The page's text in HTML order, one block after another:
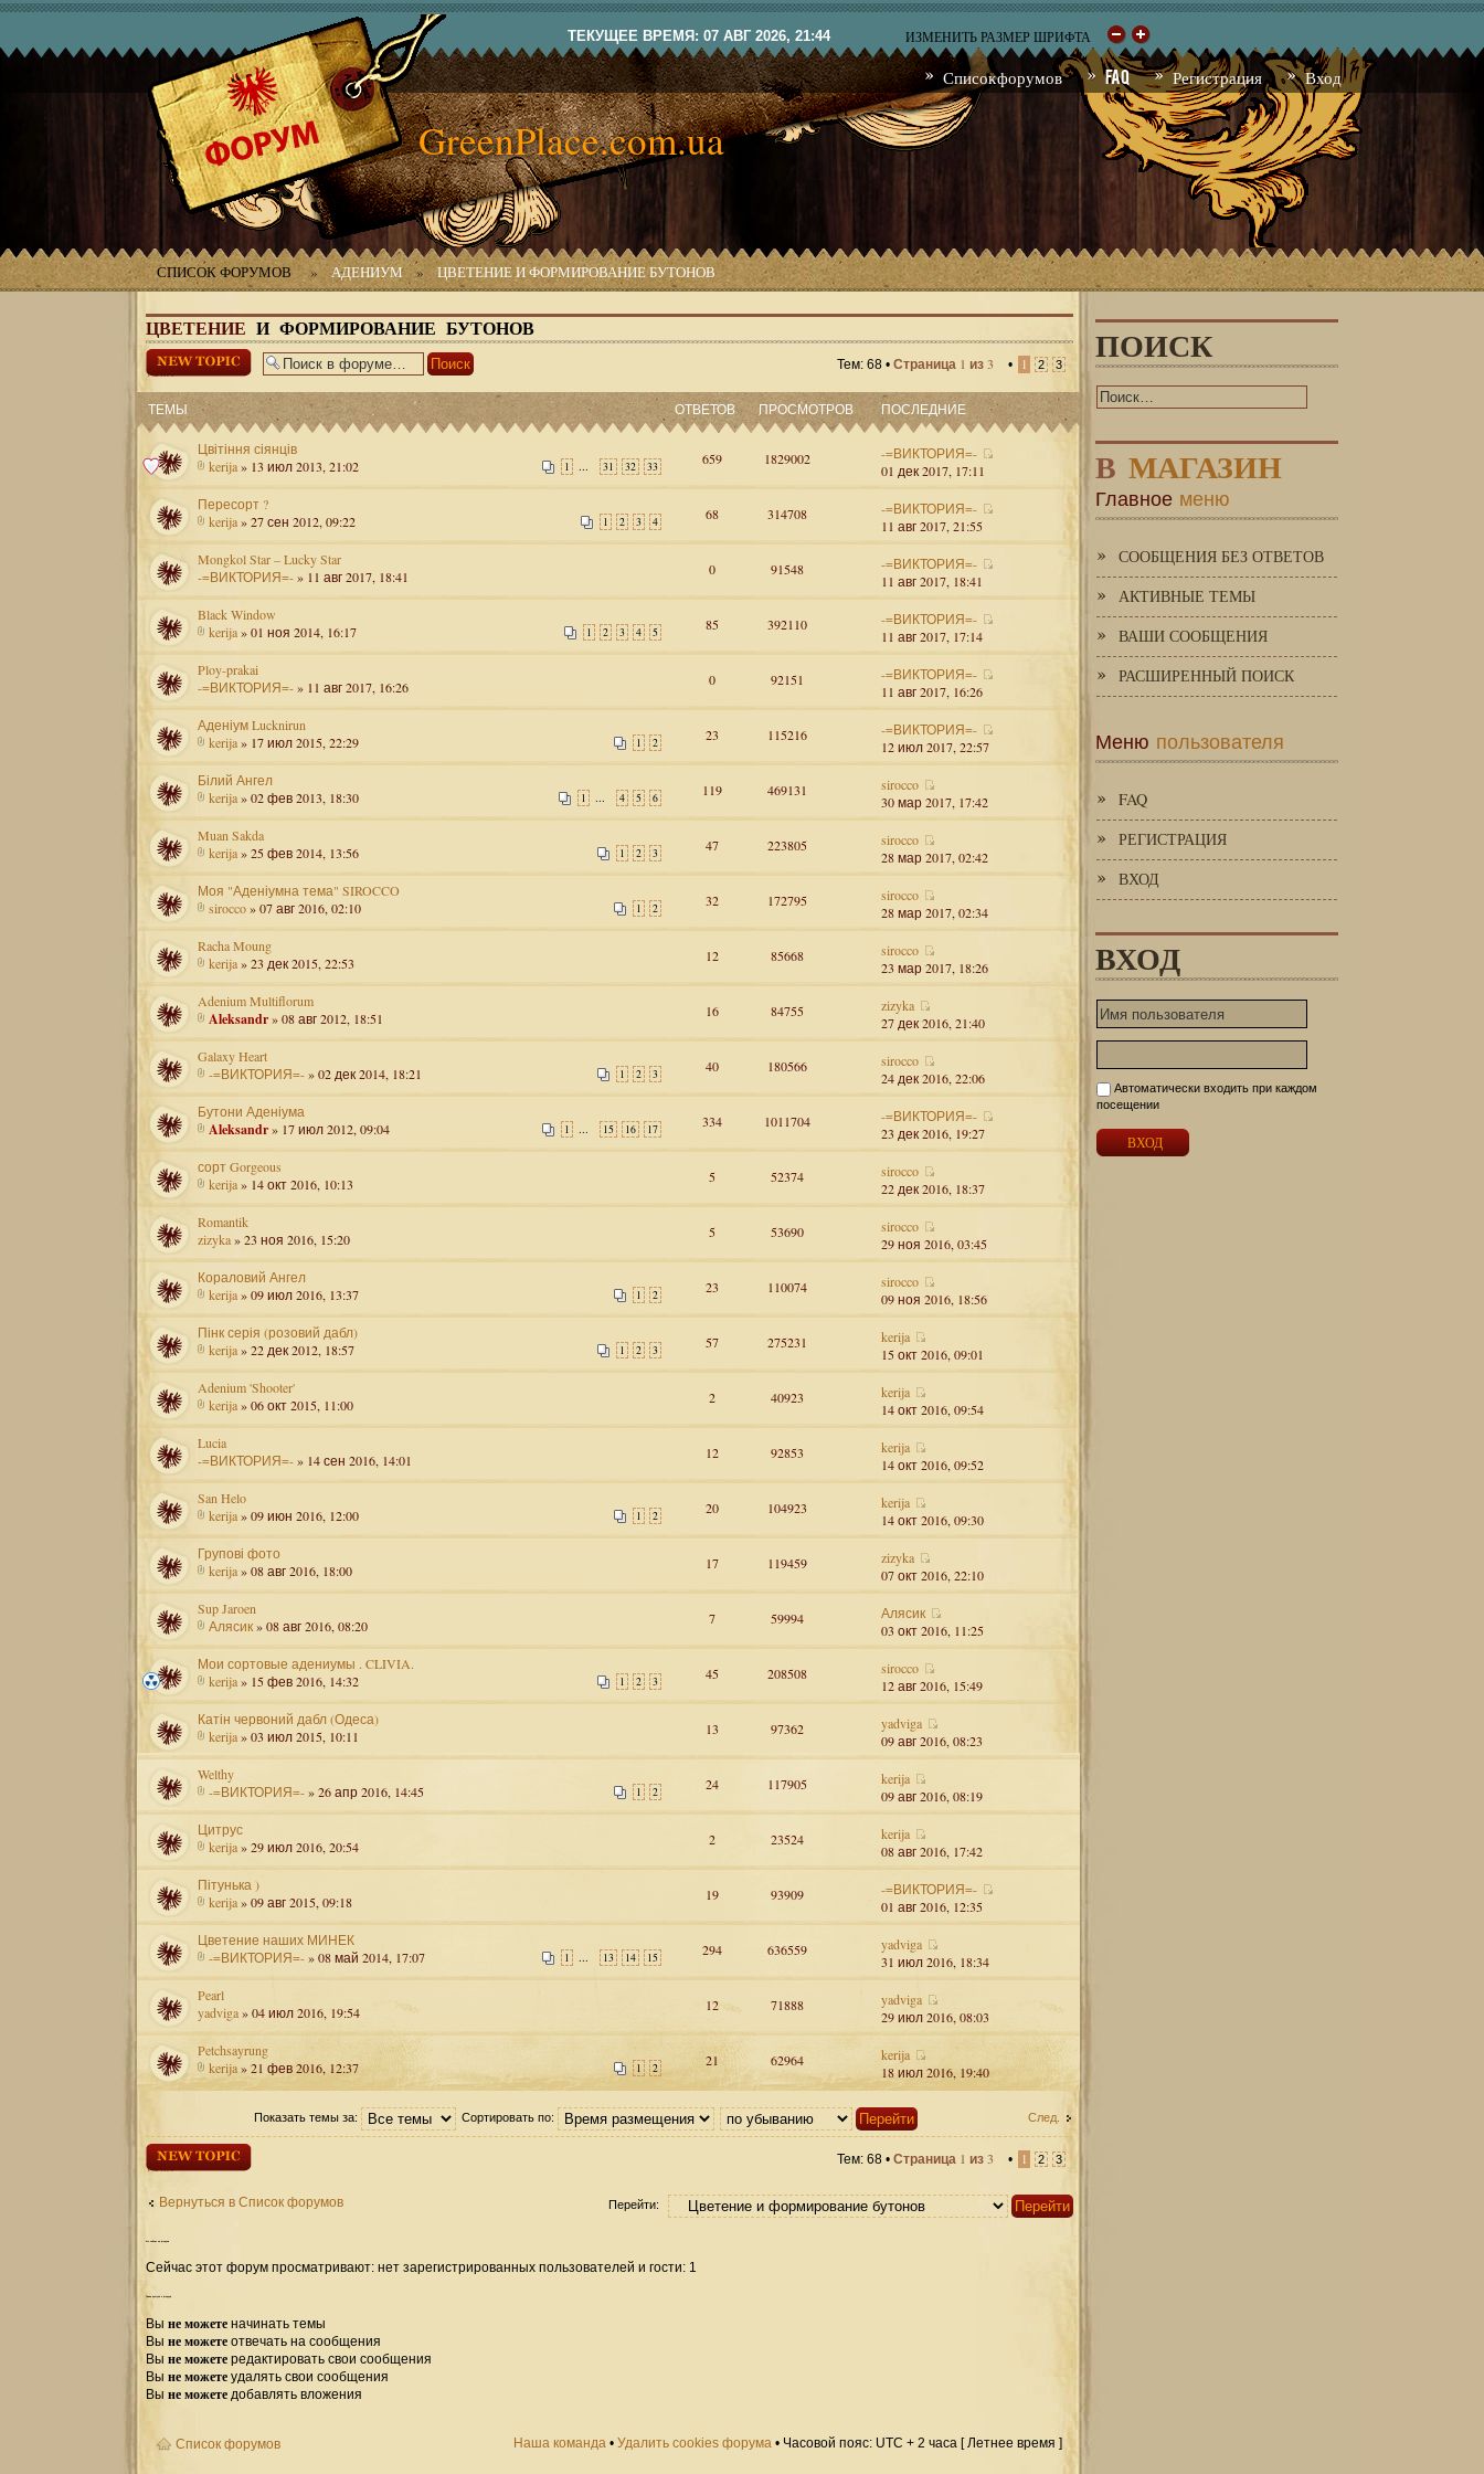
ТЕКУЩЕЕ ВРЕМЯ: 07 АВГ 2026, 21:44 ИЗМЕНИТЬ РАЗМЕР ШРИФТА
Список форумов FAQ Регистрация Вход
GreenPlace.com.ua
СПИСОК ФОРУМОВ » АДЕНИУМ » ЦВЕТЕНИЕ И ФОРМИРОВАНИЕ БУТОНОВ
ЦВЕТЕНИЕ И ФОРМИРОВАНИЕ БУТОНОВ
Начать новую
тему
Тем: 68 • Страница 1 из 3 • 1 2 3
ТЕМЫ ОТВЕТОВ ПРОСМОТРОВ ПОСЛЕДНИЕ
Цвітіння сіянців
1 ... 31 32 33
kerija» 13 июл 2013, 21:02 659 1829002
-=ВИКТОРИЯ=-
01 дек 2017, 17:11
Пересорт ?
1 2 3 4
kerija» 27 сен 2012, 09:22 68 314708
-=ВИКТОРИЯ=-
11 авг 2017, 21:55
Mongkol Star – Lucky Star
-=ВИКТОРИЯ=-» 11 авг 2017, 18:41 0 91548
-=ВИКТОРИЯ=-
11 авг 2017, 18:41
Black Window
1 2 3 4 5
kerija» 01 ноя 2014, 16:17 85 392110
-=ВИКТОРИЯ=-
11 авг 2017, 17:14
Ploy-prakai
-=ВИКТОРИЯ=-» 11 авг 2017, 16:26 0 92151
-=ВИКТОРИЯ=-
11 авг 2017, 16:26
Аденіум Lucknirun
1 2
kerija» 17 июл 2015, 22:29 23 115216
-=ВИКТОРИЯ=-
12 июл 2017, 22:57
Білий Ангел
1 ... 4 5 6
kerija» 02 фев 2013, 18:30 119 469131
sirocco
30 мар 2017, 17:42
Muan Sakda
1 2 3
kerija» 25 фев 2014, 13:56 47 223805
sirocco
28 мар 2017, 02:42
Моя "Аденіумна тема" SIROCCO
1 2
sirocco» 07 авг 2016, 02:10 32 172795
sirocco
28 мар 2017, 02:34
Racha Moung
kerija» 23 дек 2015, 22:53 12 85668
sirocco
23 мар 2017, 18:26
Adenium Multiflorum
Aleksandr» 08 авг 2012, 18:51 16 84755
zizyka
27 дек 2016, 21:40
Galaxy Heart
1 2 3
-=ВИКТОРИЯ=-» 02 дек 2014, 18:21 40 180566
sirocco
24 дек 2016, 22:06
Бутони Аденіума
1 ... 15 16 17
Aleksandr» 17 июл 2012, 09:04 334 1011704
-=ВИКТОРИЯ=-
23 дек 2016, 19:27
сорт Gorgeous
kerija» 14 окт 2016, 10:13 5 52374
sirocco
22 дек 2016, 18:37
Romantik
zizyka» 23 ноя 2016, 15:20 5 53690
sirocco
29 ноя 2016, 03:45
Кораловий Ангел
1 2
kerija» 09 июл 2016, 13:37 23 110074
sirocco
09 ноя 2016, 18:56
Пінк серія (розовий дабл)
1 2 3
kerija» 22 дек 2012, 18:57 57 275231
kerija
15 окт 2016, 09:01
Adenium 'Shooter'
kerija» 06 окт 2015, 11:00 2 40923
kerija
14 окт 2016, 09:54
Lucia
-=ВИКТОРИЯ=-» 14 сен 2016, 14:01 12 92853
kerija
14 окт 2016, 09:52
San Helo
1 2
kerija» 09 июн 2016, 12:00 20 104923
kerija
14 окт 2016, 09:30
Групові фото
kerija» 08 авг 2016, 18:00 17 119459
zizyka
07 окт 2016, 22:10
Sup Jaroen
Алясик» 08 авг 2016, 08:20 7 59994
Алясик
03 окт 2016, 11:25
Мои сортовые адениумы . CLIVIA.
1 2 3
kerija» 15 фев 2016, 14:32 45 208508
sirocco
12 авг 2016, 15:49
Катін червоний дабл (Одеса)
kerija» 03 июл 2015, 10:11 13 97362
yadviga
09 авг 2016, 08:23
Welthy
1 2
-=ВИКТОРИЯ=-» 26 апр 2016, 14:45 24 117905
kerija
09 авг 2016, 08:19
Цитрус
kerija» 29 июл 2016, 20:54 2 23524
kerija
08 авг 2016, 17:42
Пітунька )
kerija» 09 авг 2015, 09:18 19 93909
-=ВИКТОРИЯ=-
01 авг 2016, 12:35
Цветение наших МИНЕК
1 ... 13 14 15
-=ВИКТОРИЯ=-» 08 май 2014, 17:07 294 636559
yadviga
31 июл 2016, 18:34
Pearl
yadviga» 04 июл 2016, 19:54 12 71888
yadviga
29 июл 2016, 08:03
Petchsayrung
1 2
kerija» 21 фев 2016, 12:37 21 62964
kerija
18 июл 2016, 19:40
След.
Показать темы за: Сортировать по:
Начать новую
тему
Тем: 68 • Страница 1 из 3 • 1 2 3
Вернуться в Список форумов Перейти:
Кто сейчас на форуме
Сейчас этот форум просматривают: нет зарегистрированных пользователей и гости: 1
Права доступа к форуму
Вы не можете начинать темы
Вы не можете отвечать на сообщения
Вы не можете редактировать свои сообщения
Вы не можете удалять свои сообщения
Вы не можете добавлять вложения
Список форумов Наша команда • Удалить cookies форума • Часовой пояс: UTC + 2 часа [ Летнее время ]
ПОИСК
В МАГАЗИН
Главное меню
СООБЩЕНИЯ БЕЗ ОТВЕТОВ
АКТИВНЫЕ ТЕМЫ
ВАШИ СООБЩЕНИЯ
РАСШИРЕННЫЙ ПОИСК
Меню пользователя
FAQ
РЕГИСТРАЦИЯ
ВХОД
ВХОД
Автоматически входить при каждом
посещении